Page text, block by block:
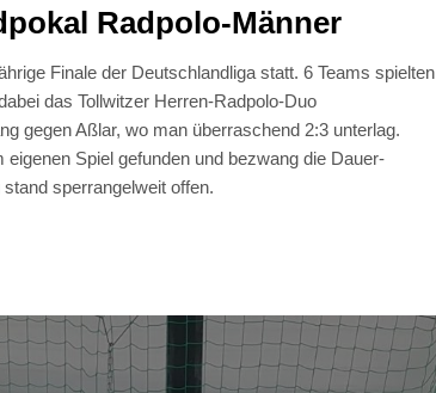
Radpolo-Männer
Finale der Deutschlandliga statt. 6 Teams spielten
das Tollwitzer Herren-Radpolo-Duo
gegen Aßlar, wo man überraschend 2:3 unterlag.
Spiel gefunden und bezwang die Dauer-
sperrangelweit offen.